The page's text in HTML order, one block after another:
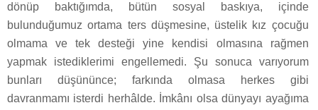
dönüp baktığımda, bütün sosyal baskıya, içinde
bulunduğumuz ortama ters düşmesine, üstelik kız çocuğu
olmama ve tek desteği yine kendisi olmasına rağmen
yapmak istediklerimi engellemedi. Şu sonuca varıyorum
bunları düşününce; farkında olmasa herkes gibi
davranmamı isterdi herhâlde. İmkânı olsa dünyayı ayağıma